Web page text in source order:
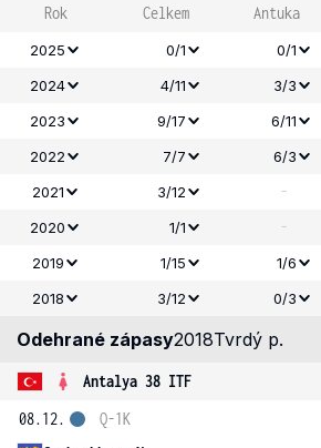
Rok Celkem Antuka
2025 0/1 0/1
2024 4/11 3/3
2023
9/17 6/11
2022
7/7 6/3
2021
3/12 -
2020
1/1 -
2019
1/15 1/6
2018
3/12 0/3
Odehrané zápasy2018Tvrdý p.
Antalya 38 ITF
08.12.
Q-1K